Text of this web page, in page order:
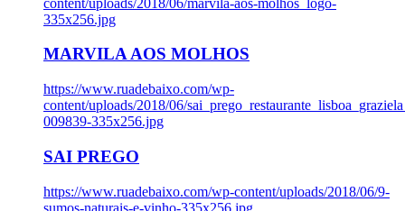
335x256.jpg
MARVILA AOS MOLHOS
https://www.ruadebaixo.com/wp-
content/uploads/2018/06/
009839-335x256.jpg
SAI PREGO
https://www.ruadebaixo.com/wp-content/uploads/2018/06/9-
sumos-naturais-e-vinho-335x256.jpg